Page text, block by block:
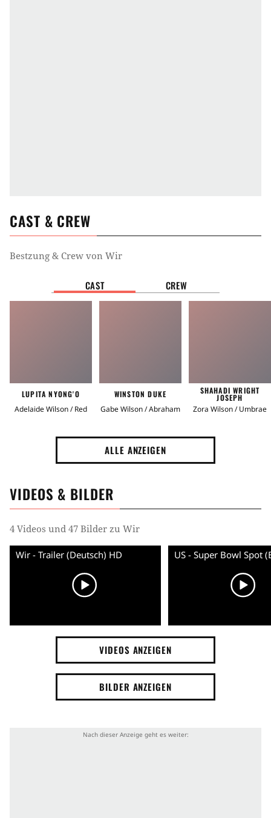
CAST & CREW
Bestzung & Crew von Wir
CAST CREW
LUPITA NYONG'O
Adelaide Wilson / Red
WINSTON DUKE
Gabe Wilson / Abraham
SHAHADI WRIGHT
JOSEPH
Zora Wilson / Umbrae
ALLE ANZEIGEN
VIDEOS & BILDER
4 Videos und 47 Bilder zu Wir
Wir - Trailer (Deutsch) HD
VIDEOS ANZEIGEN
BILDER ANZEIGEN